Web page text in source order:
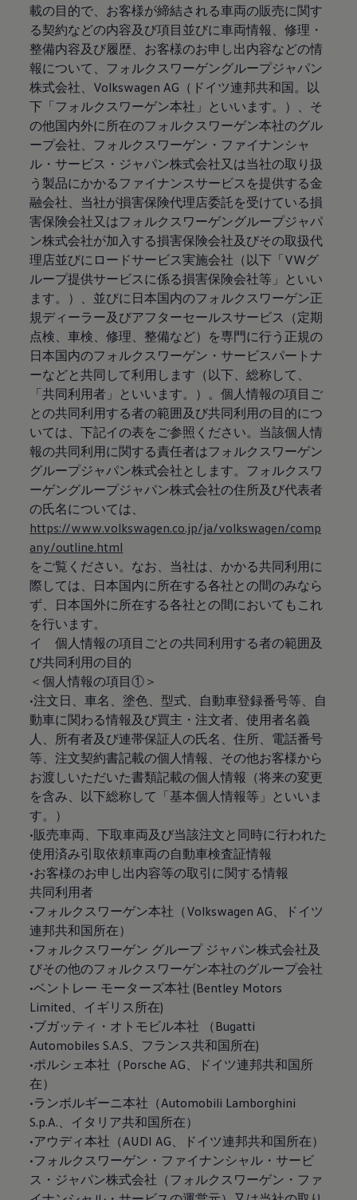
載の目的で、お客様が締結される車両の販売に関す
る契約などの内容及び項目並びに車両情報、修理・
整備内容及び履歴、お客様のお申し出内容などの情
報について、フォルクスワーゲングループジャパン
株式会社、Volkswagen AG（ドイツ連邦共和国。以
下「フォルクスワーゲン本社」といいます。）、そ
の他国内外に所在のフォルクスワーゲン本社のグル
ープ会社、フォルクスワーゲン・ファイナンシャ
ル・サービス・ジャパン株式会社又は当社の取り扱
う製品にかかるファイナンスサービスを提供する金
融会社、当社が損害保険代理店委託を受けている損
害保険会社又はフォルクスワーゲングループジャパ
ン株式会社が加入する損害保険会社及びその取扱代
理店並びにロードサービス実施会社（以下「VWグ
ループ提供サービスに係る損害保険会社等」といい
ます。）、並びに日本国内のフォルクスワーゲン正
規ディーラー及びアフターセールスサービス（定期
点検、車検、修理、整備など）を専門に行う正規の
日本国内のフォルクスワーゲン・サービスパートナ
ーなどと共同して利用します（以下、総称して、
「共同利用者」といいます。）。個人情報の項目ご
との共同利用する者の範囲及び共同利用の目的につ
いては、下記イの表をご参照ください。当該個人情
報の共同利用に関する責任者はフォルクスワーゲン
グループジャパン株式会社とします。フォルクスワ
ーゲングループジャパン株式会社の住所及び代表者
の氏名については、
https://www.volkswagen.co.jp/ja/volkswagen/comp
any/outline.html
をご覧ください。なお、当社は、かかる共同利用に
際しては、日本国内に所在する各社との間のみなら
ず、日本国外に所在する各社との間においてもこれ
を行います。
イ 個人情報の項目ごとの共同利用する者の範囲及
び共同利用の目的
＜個人情報の項目①＞
•注文日、車名、塗色、型式、自動車登録番号等、自
動車に関わる情報及び買主・注文者、使用者名義
人、所有者及び連帯保証人の氏名、住所、電話番号
等、注文契約書記載の個人情報、その他お客様から
お渡しいただいた書類記載の個人情報（将来の変更
を含み、以下総称して「基本個人情報等」といいま
す。）
•販売車両、下取車両及び当該注文と同時に行われた
使用済み引取依頼車両の自動車検査証情報
•お客様のお申し出内容等の取引に関する情報
共同利用者
•フォルクスワーゲン本社（Volkswagen AG、ドイツ
連邦共和国所在）
•フォルクスワーゲン グループ ジャパン株式会社及
びその他のフォルクスワーゲン本社のグループ会社
•ベントレー モーターズ本社 (Bentley Motors
Limited、イギリス所在)
•ブガッティ・オトモビル本社 （Bugatti
Automobiles S.A.S、フランス共和国所在)
•ポルシェ本社（Porsche AG、ドイツ連邦共和国所
在）
•ランボルギーニ本社（Automobili Lamborghini
S.p.A.、イタリア共和国所在）
•アウディ本社（AUDI AG、ドイツ連邦共和国所在）
•フォルクスワーゲン・ファイナンシャル・サービ
ス・ジャパン株式会社（フォルクスワーゲン・ファ